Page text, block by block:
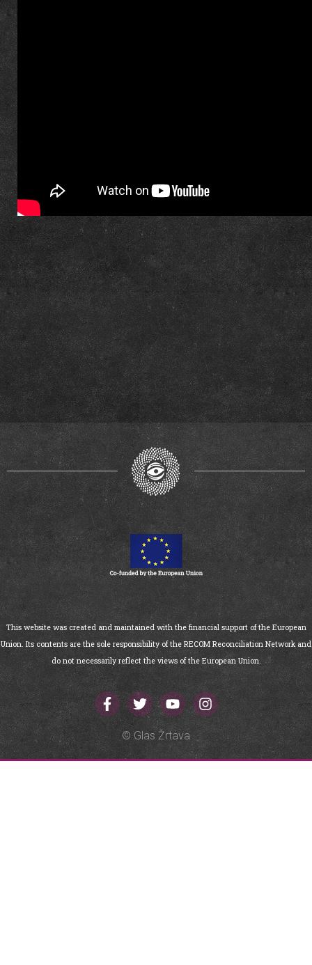
This website was created and maintained with the financial support of the European
Union. Its contents are the sole responsibility of the RECOM Reconciliation Network and
do not necessarily reflect the views of the European Union.
© Glas Žrtava